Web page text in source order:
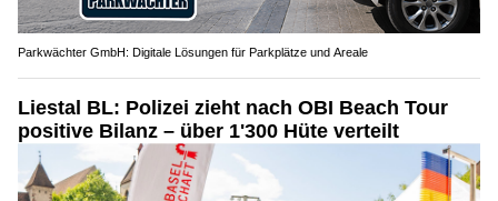
Parkwächter GmbH: Digitale Lösungen für Parkplätze und Areale
Liestal BL: Polizei zieht nach OBI Beach Tour
positive Bilanz – über 1'300 Hüte verteilt